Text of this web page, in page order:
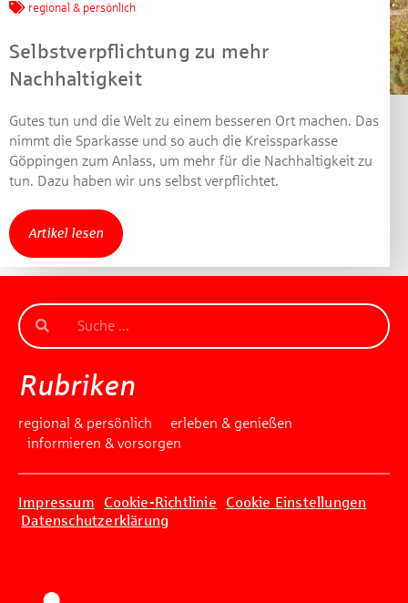
regional & persönlich
Selbstverpflichtung zu mehr
Nachhaltigkeit
Gutes tun und die Welt zu einem besseren Ort machen. Das
nimmt die Sparkasse und so auch die Kreissparkasse
Göppingen zum Anlass, um mehr für die Nachhaltigkeit zu
tun. Dazu haben wir uns selbst verpflichtet.
Artikel lesen
Rubriken
regional & persönlich
erleben & genießen
informieren & vorsorgen
Impressum Cookie-Richtlinie
Cookie Einstellungen
Datenschutzerklärung